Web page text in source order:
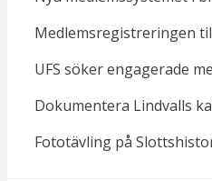
Medlemsregistreringen
UFS söker engagerade
Dokumentera Lindvalls
Fototävling på